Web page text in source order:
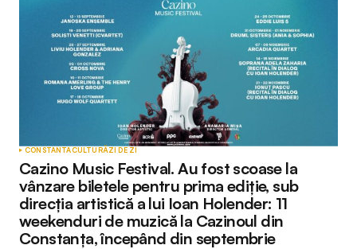
CONSTANTACULTURĂZI DE ZI
Cazino Music Festival. Au fost scoase la
vânzare biletele pentru prima ediție, sub
direcția artistică a lui Ioan Holender: 11
weekenduri de muzică la Cazinoul din
Constanța, începând din septembrie